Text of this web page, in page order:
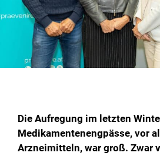
Die Aufregung im letzten
Medikamentenengpässe, vor
Arzneimitteln, war groß. Zwar